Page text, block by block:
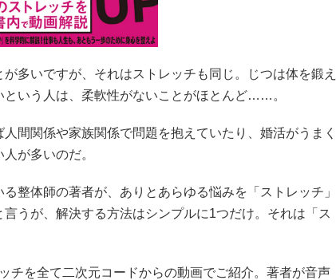
多いですが、それはストレッチも同じ。じつは体を鍛え
いう人は、柔軟性がないことがほとんど……。
間関係や家族関係で問題を抱えていたり、婚活がうまく
が多いのだ。
整体師の著者が、ありとあらゆる悩みを「ストレッチ」
うが、解決する方法はシンプルに1つだけ。それは「ス
チを全て二次元コードからの動画でご紹介。著者が音声